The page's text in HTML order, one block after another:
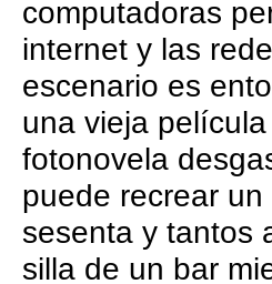
computadoras
internet y las
escenario es
una vieja
fotonovela
puede recrear
sesenta y tantos
silla de un bar